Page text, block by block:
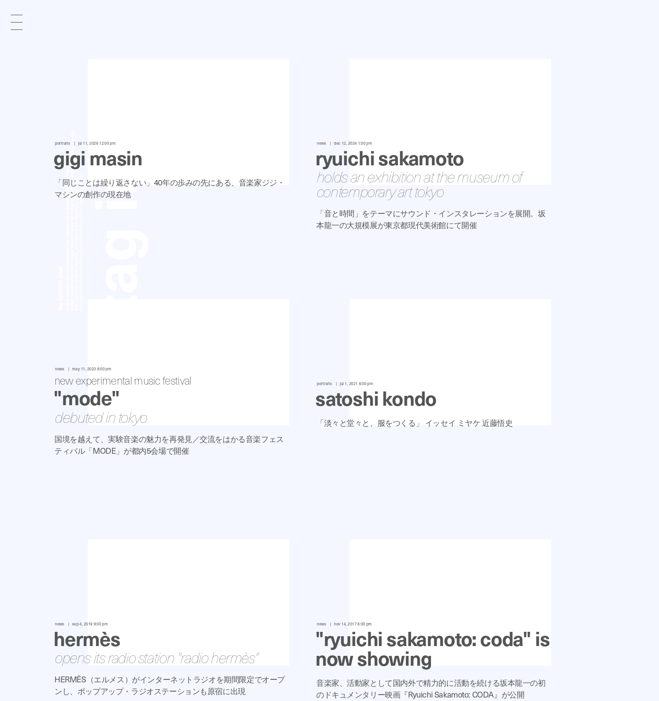
quality, timeless and innovation are the fundamental philosophy of the fashion post,a tokyo based independent digital fashion media. we curate daily fashion, beauty and culture feeds,and create the original editorials, portrayed in the digital era, and portraits,interviews from the authorities of different culture in the creative industry.
n
d
portraits jul 11, 2026 12:00 pm
gigi masin
「同じことは繰り返さない」40年の歩みの先にある、音楽家ジジ・
マシンの創作の現在地
news dec 12, 2024 1:00 pm
ryuichi sakamoto
holds an exhibition at the museum of
contemporary art tokyo
「音と時間」をテーマにサウンド・インスタレーションを展開。坂
本龍一の大規模展が東京都現代美術館にて開催
news may 11, 2023 8:00 pm
new experimental music festival
"mode"
debuted in tokyo
国境を越えて、実験音楽の魅力を再発見／交流をはかる音楽フェス
ティバル「MODE」が都内5会場で開催
portraits jul 1, 2021 6:00 pm
satoshi kondo
「淡々と堂々と、服をつくる」 イッセイ ミヤケ 近藤悟史
news sep 4, 2019 9:00 pm
hermès
opens its radio station "radio hermès"
HERMÈS（エルメス）がインターネットラジオを期間限定でオープ
ンし、ポップアップ・ラジオステーションも原宿に出現
news nov 14, 2017 6:00 pm
"ryuichi sakamoto: coda" is
now showing
音楽家、活動家として国内外で精力的に活動を続ける坂本龍一の初
のドキュメンタリー映画『Ryuichi Sakamoto: CODA』が公開